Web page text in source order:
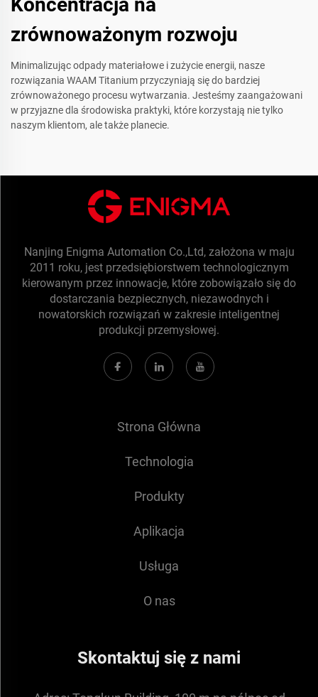
zrównoważonym rozwoju
Minimalizując odpady materiałowe i zużycie energii, nasze
rozwiązania WAAM Titanium przyczyniają się do bardziej
zrównoważonego procesu wytwarzania. Jesteśmy zaangażowani
w przyjazne dla środowiska praktyki, które korzystają nie tylko
naszym klientom, ale także planecie.
Nanjing Enigma Automation Co.,Ltd, założona w maju
2011 roku, jest przedsiębiorstwem technologicznym
kierowanym przez innowacje, które zobowiązało się do
dostarczania bezpiecznych, niezawodnych i
nowatorskich rozwiązań w zakresie inteligentnej
produkcji przemysłowej.
Strona Główna
Technologia
Produkty
Aplikacja
Usługa
O nas
Skontaktuj się z nami